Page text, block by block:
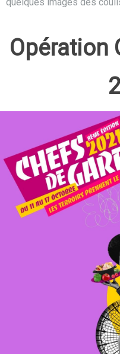
quelques images des
Opération